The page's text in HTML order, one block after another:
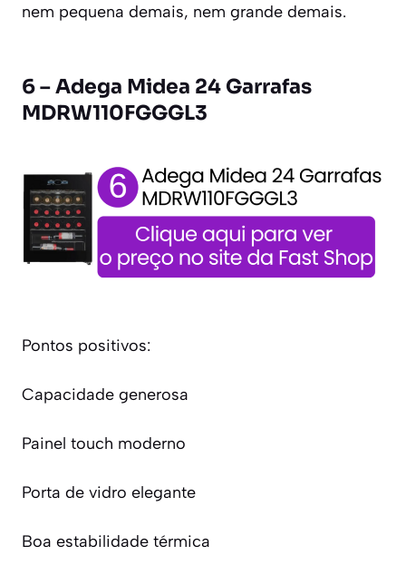
nem pequena demais, nem grande demais.
6 – Adega Midea 24 Garrafas
MDRW110FGGGL3
Pontos positivos:
Capacidade generosa
Painel touch moderno
Porta de vidro elegante
Boa estabilidade térmica